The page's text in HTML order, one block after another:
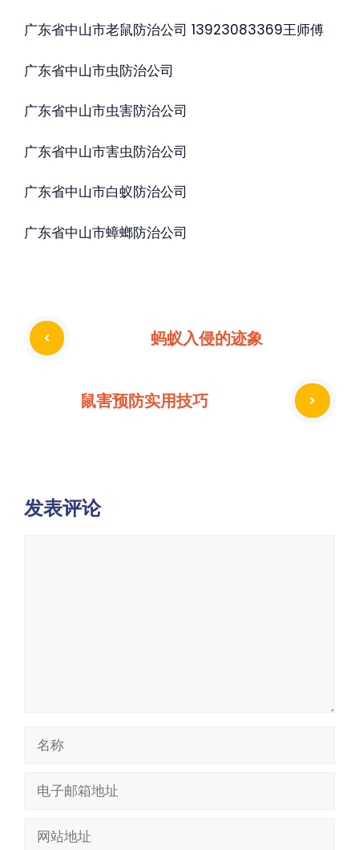
广东省中山市老鼠防治公司 13923083369王师傅
广东省中山市虫防治公司
广东省中山市虫害防治公司
广东省中山市害虫防治公司
广东省中山市白蚁防治公司
广东省中山市蟑螂防治公司
蚂蚁入侵的迹象
鼠害预防实用技巧
发表评论